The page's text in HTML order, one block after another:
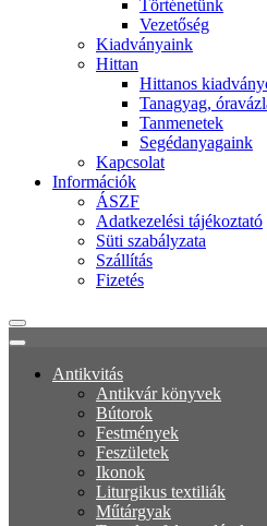
Történetünk
Vezetőség
Kiadványaink
Hittan
Hittanos
Tanagyag,
Tanmenetek
Segédanyagaink
Kapcsolat
Információk
ÁSZF
Adatkezelési tájékoztató
Süti szabályzata
Szállítás
Fizetés
Antikvitás
Antikvár könyvek
Bútorok
Festmények
Feszületek
Ikonok
Liturgikus textiliák
Műtárgyak